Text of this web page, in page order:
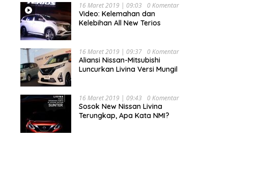
16 Maret 2019 | 09:03 0 Komentar
Video: Kelemahan dan
Kelebihan All New Terios
16 Maret 2019 | 09:37 0 Komentar
Aliansi Nissan-Mitsubishi
Luncurkan Livina Versi Mungil
16 Maret 2019 | 09:43 0 Komentar
Sosok New Nissan Livina
Terungkap, Apa Kata NMI?